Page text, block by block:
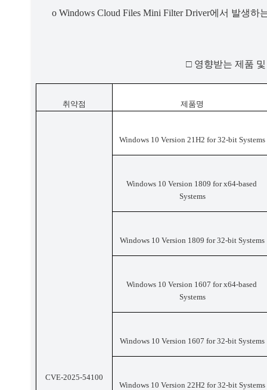
o Windows Cloud Files Mini Filter Driver에서 발생하
□ 영향받는 제품
취약점 제품명
CVE-2025-54100
Windows 10 Version 21H2 for 32-bit Systems
Windows 10 Version 1809 for x64-based
Systems
Windows 10 Version 1809 for 32-bit Systems
Windows 10 Version 1607 for x64-based
Systems
Windows 10 Version 1607 for 32-bit Systems
Windows 10 Version 22H2 for 32-bit Systems